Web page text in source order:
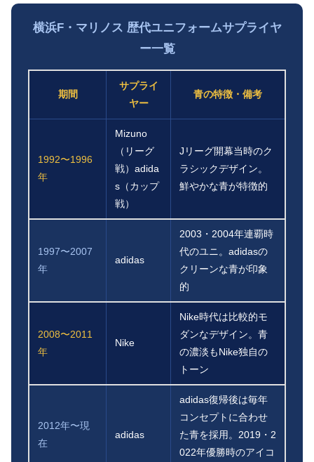
横浜F・マリノス 歴代ユニフォームサプライヤ
ー一覧
期間
サプライ
ヤー
青の特徴・備考
1992〜1996
年
Mizuno
（リーグ
戦）adida
s（カップ
戦）
Jリーグ開幕当時のク
ラシックデザイン。
鮮やかな青が特徴的
1997〜2007
年
adidas
2003・2004年連覇時
代のユニ。adidasの
クリーンな青が印象
的
2008〜2011
年
Nike
Nike時代は比較的モ
ダンなデザイン。青
の濃淡もNike独自の
トーン
2012年〜現
在
adidas
adidas復帰後は毎年
コンセプトに合わせ
た青を採用。2019・2
022年優勝時のアイコ